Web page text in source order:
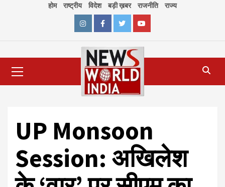
होम राष्ट्रीय विदेश बड़ी ख़बर राजनीति राज्य
InstagramFacebookTwitterYoutube
Menu
UP Monsoon
Session: अखिलेश